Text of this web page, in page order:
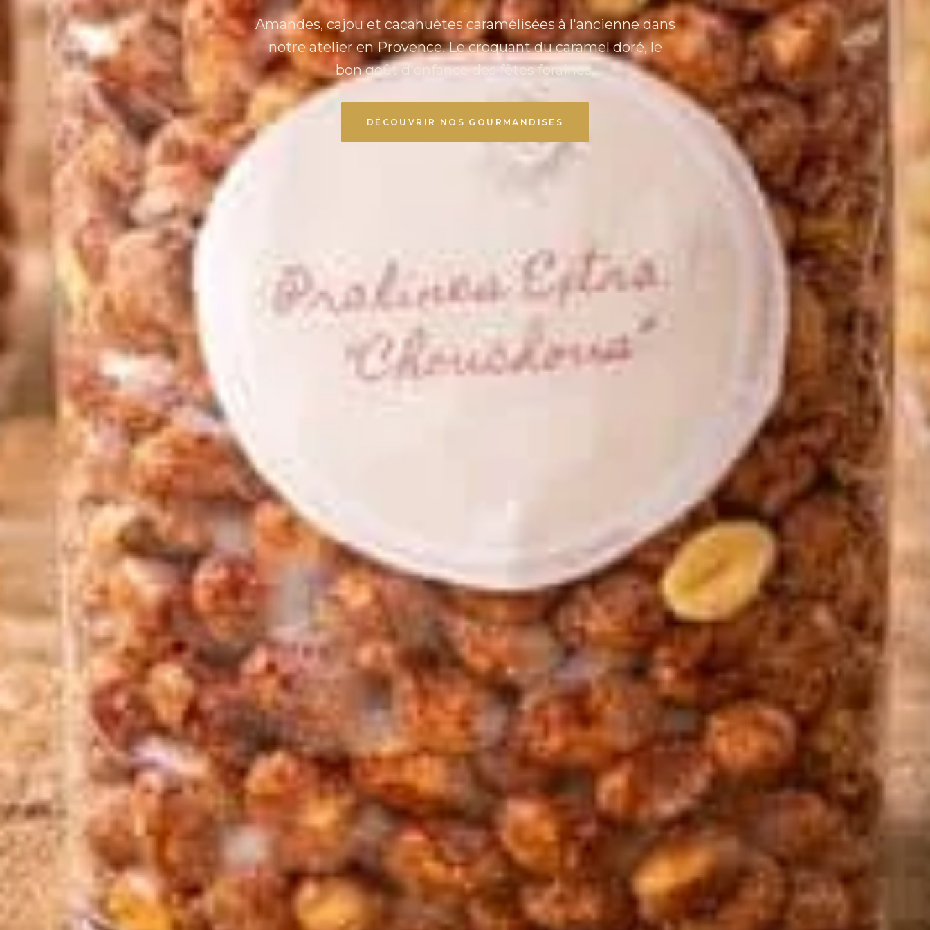
Amandes, cajou et cacahuètes caramélisées à l'ancienne dans
notre atelier en Provence. Le croquant du caramel doré, le
bon goût d'enfance des fêtes foraines.
DÉCOUVRIR NOS GOURMANDISES